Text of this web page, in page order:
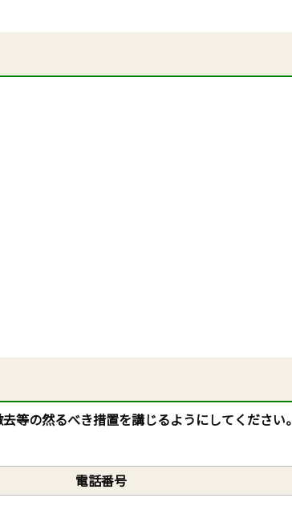
等の然るべき措置を講じるようにしてください。
電話番号